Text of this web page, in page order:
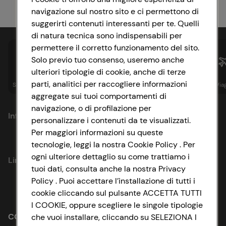
Spesa online Assicurazioni Sapori& Istituzionale
Informazioni
Privacy Policy
Cookie Policy
Impostazioni Cookie
Accessibilità
Link utili
Lavora con noi
Le cooperative
CONAD SOCIETÀ COOPERATIVA
navigazione sul nostro sito e ci permettono di
suggerirti contenuti interessanti per te. Quelli
di natura tecnica sono indispensabili per
permettere il corretto funzionamento del sito.
Solo previo tuo consenso, useremo anche
ulteriori tipologie di cookie, anche di terze
parti, analitici per raccogliere informazioni
aggregate sui tuoi comportamenti di
navigazione, o di profilazione per
personalizzare i contenuti da te visualizzati.
Per maggiori informazioni su queste
tecnologie, leggi la nostra Cookie Policy . Per
ogni ulteriore dettaglio su come trattiamo i
tuoi dati, consulta anche la nostra Privacy
Policy . Puoi accettare l’installazione di tutti i
cookie cliccando sul pulsante ACCETTA TUTTI
I COOKIE, oppure scegliere le singole tipologie
che vuoi installare, cliccando su SELEZIONA I